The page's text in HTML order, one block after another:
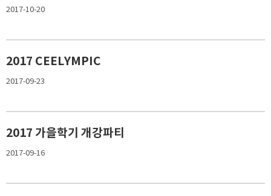
2017-10-20
2017 CEELYMPIC
2017-09-23
2017 가을학기 개강파티
2017-09-16